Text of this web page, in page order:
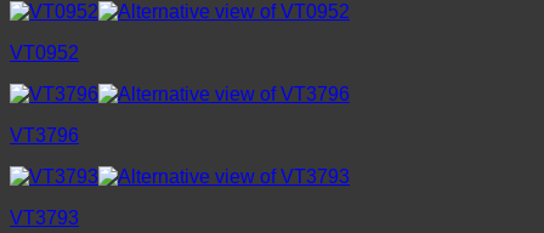
VT0952
VT3796
VT3793